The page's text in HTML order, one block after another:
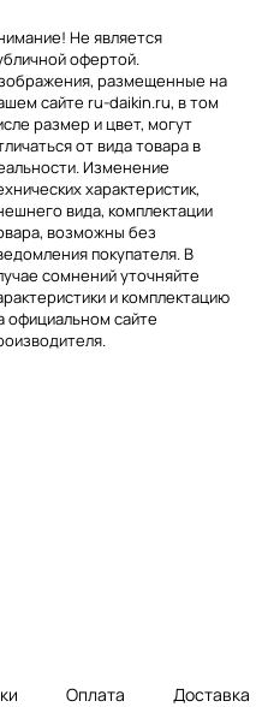
Не является
офертой.
размещенные на
сайте ru-daikin.ru, в том
размер и цвет, могут
от вида товара в
Изменение
характеристик,
вида, комплектации
возможны без
покупателя. В
сомнений уточняйте
и комплектацию
официальном сайте
Оплата Доставка